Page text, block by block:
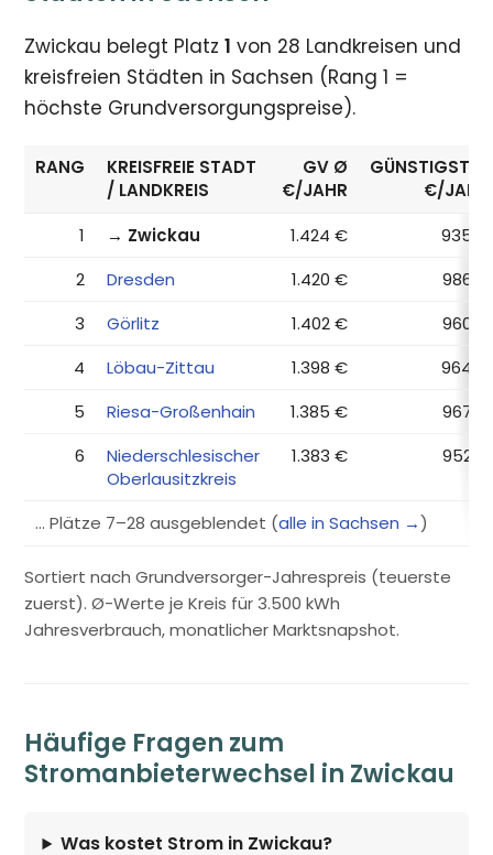
Zwickau belegt Platz1 von 28 Landkreisen und
kreisfreien Städten in Sachsen (Rang 1 =
höchste Grundversorgungspreise).
RANG
KREISFREIE STADT
/ LANDKREIS
GV Ø
€/JAHR
GÜNSTIGSTER
€/JAHR
1
→ Zwickau 1.424 €
935 €
2
Dresden 1.420 €
986 €
3
Görlitz 1.402 €
960 €
4
Löbau-Zittau 1.398 €
964 €
5
Riesa-Großenhain 1.385 €
967 €
6
Niederschlesischer
Oberlausitzkreis
1.383 € 952 €
… Plätze 7–28 ausgeblendet (alle in Sachsen →)
Sortiert nach Grundversorger-Jahrespreis (teuerste
zuerst). Ø-Werte je Kreis für 3.500 kWh
Jahresverbrauch, monatlicher Marktsnapshot.
Häufige Fragen zum
Stromanbieterwechsel in Zwickau
Was kostet Strom in Zwickau?